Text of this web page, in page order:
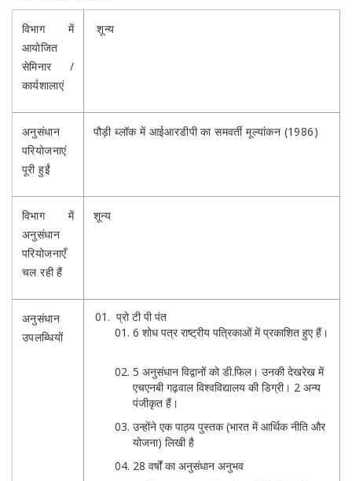
विभाग में
आयोजित
सेमिनार /
कार्यशालाएं
शून्य
अनुसंधान
परियोजनाएं
पूरी हुईं
पौड़ी ब्लॉक में आईआरडीपी का समवर्ती मूल्यांकन (1986)
विभाग में
अनुसंधान
परियोजनाएँ
चल रही हैं
शून्य
अनुसंधान
उपलब्धियों
प्रो टी पी पंत
6 शोध पत्र राष्ट्रीय पत्रिकाओं में प्रकाशित हुए हैं।
5 अनुसंधान विद्वानों को डी.फिल। उनकी देखरेख में
एचएनबी गढ़वाल विश्वविद्यालय की डिग्री। 2 अन्य
पंजीकृत हैं।
उन्होंने एक पाठ्य पुस्तक (भारत में आर्थिक नीति और
योजना) लिखी है
28 वर्षों का अनुसंधान अनुभव